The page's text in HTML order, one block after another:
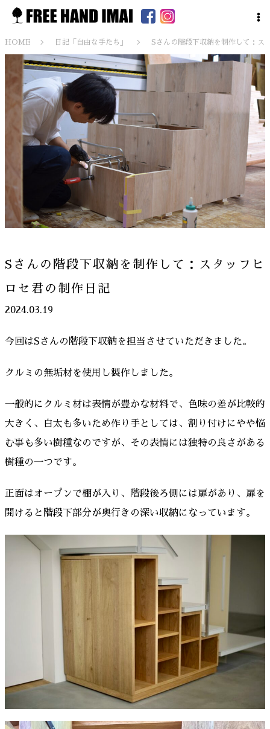
HOME 日記「自由な手たち」 Sさんの階段下収納を制作して：ス
Sさんの階段下収納を制作して：スタッフヒ
ロセ君の制作日記
2024.03.19
今回はSさんの階段下収納を担当させていただきました。
クルミの無垢材を使用し製作しました。
一般的にクルミ材は表情が豊かな材料で、色味の差が比較的
大きく、白太も多いため作り手としては、割り付けにやや悩
む事も多い樹種なのですが、その表情には独特の良さがある
樹種の一つです。
正面はオープンで棚が入り、階段後ろ側には扉があり、扉を
開けると階段下部分が奥行きの深い収納になっています。